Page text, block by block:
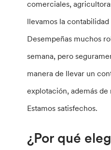
comerciales,
llevamos la contabilidad
Desempeñas muchos
semana, pero
manera de llevar un
explotación, además de
Estamos satisfechos.
¿Por qué